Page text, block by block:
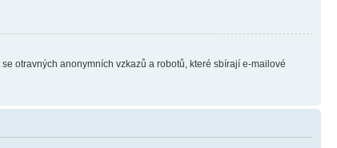
otravných anonymních vzkazů a robotů, které sbírají e-mailové